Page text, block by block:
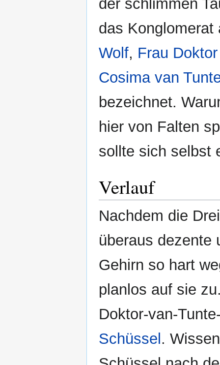
der schlimmen
das
Wolf, Frau Doktor
Cosima van
bezeichnet.
hier von Falten
sollte sich selbst
Verlauf
Nachdem die
überaus dezente
Gehirn so hart
planlos auf sie
Doktor-van-
Schüssel .